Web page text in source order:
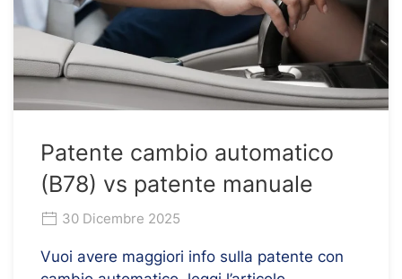
Patente cambio automatico
(B78) vs patente manuale
30 Dicembre 2025
Vuoi avere maggiori info sulla patente con